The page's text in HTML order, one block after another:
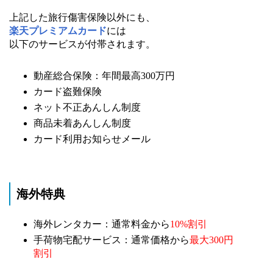
上記した旅行傷害保険以外にも、
楽天プレミアムカードには
以下のサービスが付帯されます。
動産総合保険：年間最高300万円
カード盗難保険
ネット不正あんしん制度
商品未着あんしん制度
カード利用お知らせメール
海外特典
海外レンタカー：通常料金から10%割引
手荷物宅配サービス：通常価格から最大300円
割引